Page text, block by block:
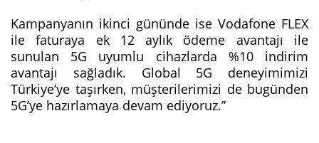
Kampanyanın ikinci gününde ise Vodafone FLEX
ile faturaya ek 12 aylık ödeme avantajı ile
sunulan 5G uyumlu cihazlarda %10 indirim
avantajı sağladık. Global 5G deneyimimizi
Türkiye’ye taşırken, müşterilerimizi de bugünden
5G’ye hazırlamaya devam ediyoruz.”